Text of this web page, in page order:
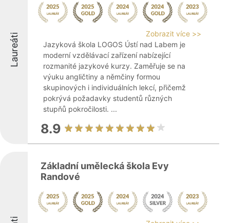
Laureáti
Zobrazit více >>
Jazyková škola LOGOS Ústí nad Labem je
moderní vzdělávací zařízení nabízející
rozmanité jazykové kurzy. Zaměřuje se na
výuku angličtiny a němčiny formou
skupinových i individuálních lekcí, přičemž
pokrývá požadavky studentů různých
stupňů pokročilosti. ...
8.9
Základní umělecká škola Evy
Randové